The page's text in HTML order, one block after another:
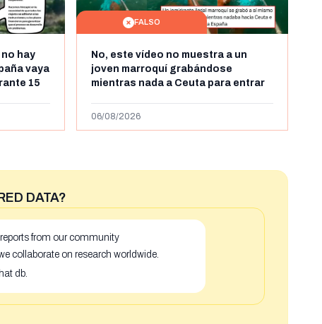
no hay
vaya
15
FALSO
No, este vídeo no muestra a un
joven marroquí grabándose
mientras nada a Ceuta para entrar
más de 450km de Ceuta y el autor lo
06/08/2026
DATA?
from our community
collaborate on research worldwide.
db.